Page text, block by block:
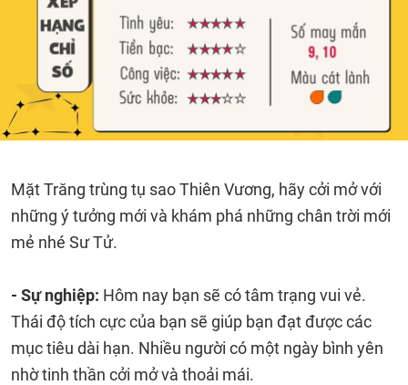
Mặt Trăng trùng tụ sao Thiên Vương, hãy cởi mở với
những ý tưởng mới và khám phá những chân trời mới
mẻ nhé Sư Tử.
- Sự nghiệp: Hôm nay bạn sẽ có tâm trạng vui vẻ.
Thái độ tích cực của bạn sẽ giúp bạn đạt được các
mục tiêu dài hạn. Nhiều người có một ngày bình yên
nhờ tinh thần cởi mở và thoải mái.